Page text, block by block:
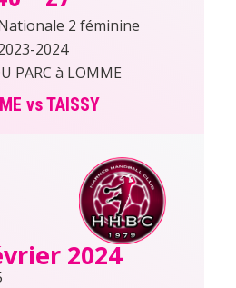
2 féminine
2024
PARC à LOMME
vs TAISSY
2024